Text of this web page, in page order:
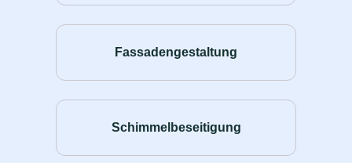
Fassadengestaltung
Schimmelbeseitigung